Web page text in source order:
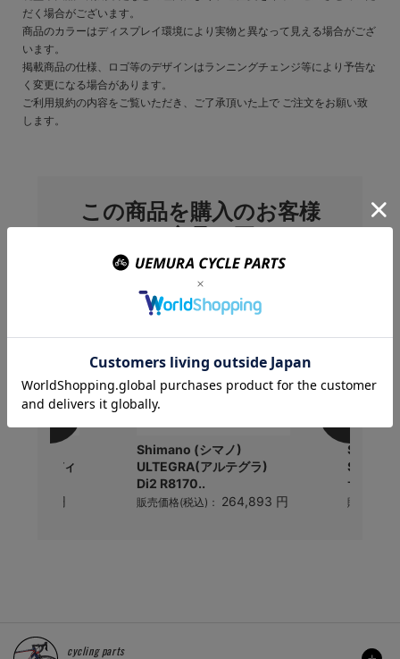
だく場合がございます。
商品のカラーはディスプレイ環境により実物と異なって見える場合がござ
います。
掲載商品の仕様、ロゴ等のデザインはランニングチェンジ等により予告な
く変更になる場合があります。
ご利用規約の内容をご覧いただき、ご了承頂いた上で ご注文をお願い致
します。
この商品を購入のお客様
ます
リアトディ
37,327 円
Shimano (シマノ)
ULTEGRA(アルテグラ)
Di2 R8170..
販売価格(税込)： 264,893 円
SLR
サドル
販売価格(
cycling parts